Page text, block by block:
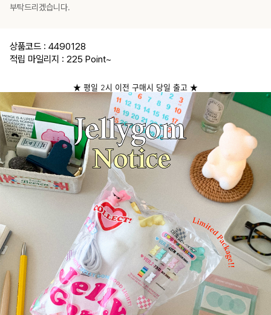
부탁드리겠습니다.
상품코드 : 4490128
적립 마일리지 : 225 Point~
★ 평일 2시 이전 구매시 당일 출고 ★